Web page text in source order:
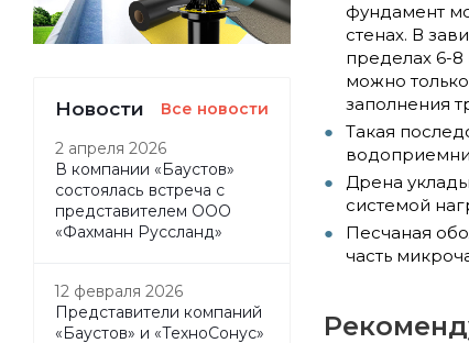
фундамент
стенах. В
пределах 6-
можно
заполнения
Такая
Дрена
системой
Песчаная
часть
Новости Все новости
2 апреля 2026
В компании «Баустов»
состоялась встреча с
представителем ООО
«Фахманн Руссланд»
12 февраля 2026
Представители компаний
«Баустов» и «ТехноСонус»